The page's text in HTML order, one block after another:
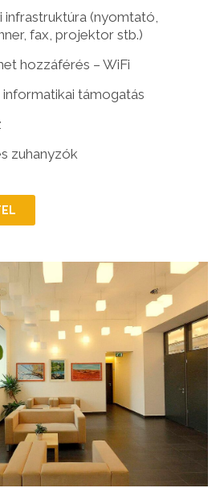
infrastruktúra (nyomtató,
fax, projektor stb.)
hozzáférés – WiFi
támogatás
zuhanyzók